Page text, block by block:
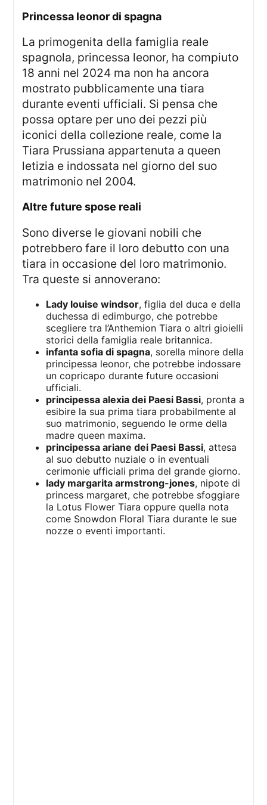
princessa leonor di spagna
La primogenita della famiglia reale
spagnola, princessa leonor, ha compiuto
18 anni nel 2024 ma non ha ancora
mostrato pubblicamente una tiara
durante eventi ufficiali. Si pensa che
possa optare per uno dei pezzi più
iconici della collezione reale, come la
Tiara Prussiana appartenuta a queen
letizia e indossata nel giorno del suo
matrimonio nel 2004.
altre future spose reali
Sono diverse le giovani nobili che
potrebbero fare il loro debutto con una
tiara in occasione del loro matrimonio.
Tra queste si annoverano:
Lady louise windsor, figlia del duca e della
duchessa di edimburgo, che potrebbe
scegliere tra l’Anthemion Tiara o altri gioielli
storici della famiglia reale britannica.
infanta sofia di spagna, sorella minore della
principessa leonor, che potrebbe indossare
un copricapo durante future occasioni
ufficiali.
principessa alexia dei Paesi Bassi, pronta a
esibire la sua prima tiara probabilmente al
suo matrimonio, seguendo le orme della
madre queen maxima.
principessa ariane dei Paesi Bassi, attesa
al suo debutto nuziale o in eventuali
cerimonie ufficiali prima del grande giorno.
lady margarita armstrong-jones, nipote di
princess margaret, che potrebbe sfoggiare
la Lotus Flower Tiara oppure quella nota
come Snowdon Floral Tiara durante le sue
nozze o eventi importanti.